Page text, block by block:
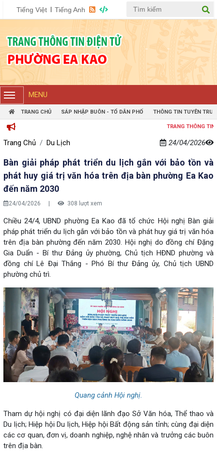
Tiếng Việt Tiếng Anh
MENU
TRANG CHỦ SÁP NHẬP BUÔN - TỔ DÂN PHỐ THÔNG TIN TUYÊN
TRANG THÔNG TIN ĐIỆN TỬ
Trang Chủ Du Lịch 24/04/2026
Bàn giải pháp phát triển du lịch gắn với bảo tồn và
phát huy giá trị văn hóa trên địa bàn phường Ea Kao
đến năm 2030
24/04/2026 308 lượt xem
Chiều 24/4, UBND phường Ea Kao đã tổ chức Hội nghị Bàn giải
pháp phát triển du lịch gắn với bảo tồn và phát huy giá trị văn hóa
trên địa bàn phường đến năm 2030. Hội nghị do đồng chí Đặng
Gia Duẩn - Bí thư Đảng ủy phường, Chủ tịch HĐND phường và
đồng chí Lê Đại Thắng - Phó Bí thư Đảng ủy, Chủ tịch UBND
phường chủ trì.
Quang cảnh Hội nghị.
Tham dự hội nghị có đại diện lãnh đạo Sở Văn hóa, Thể thao và
Du lịch; Hiệp hội Du lịch, Hiệp hội Bất động sản tỉnh; cùng đại diện
các cơ quan, đơn vị, doanh nghiệp, nghệ nhân và trưởng các buôn
trên địa bàn.